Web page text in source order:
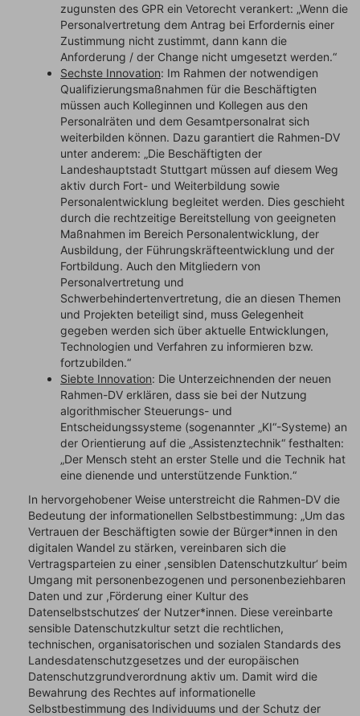
zugunsten des GPR ein Vetorecht verankert: „Wenn die
Personalvertretung dem Antrag bei Erfordernis einer
Zustimmung nicht zustimmt, dann kann die
Anforderung / der Change nicht umgesetzt werden.“
Sechste Innovation: Im Rahmen der notwendigen
Qualifizierungsmaßnahmen für die Beschäftigten
müssen auch Kolleginnen und Kollegen aus den
Personalräten und dem Gesamtpersonalrat sich
weiterbilden können. Dazu garantiert die Rahmen-DV
unter anderem: „Die Beschäftigten der
Landeshauptstadt Stuttgart müssen auf diesem Weg
aktiv durch Fort- und Weiterbildung sowie
Personalentwicklung begleitet werden. Dies geschieht
durch die rechtzeitige Bereitstellung von geeigneten
Maßnahmen im Bereich Personalentwicklung, der
Ausbildung, der Führungskräfteentwicklung und der
Fortbildung. Auch den Mitgliedern von
Personalvertretung und
Schwerbehindertenvertretung, die an diesen Themen
und Projekten beteiligt sind, muss Gelegenheit
gegeben werden sich über aktuelle Entwicklungen,
Technologien und Verfahren zu informieren bzw.
fortzubilden.“
Siebte Innovation: Die Unterzeichnenden der neuen
Rahmen-DV erklären, dass sie bei der Nutzung
algorithmischer Steuerungs- und
Entscheidungssysteme (sogenannter „KI“-Systeme) an
der Orientierung auf die „Assistenztechnik“ festhalten:
„Der Mensch steht an erster Stelle und die Technik hat
eine dienende und unterstützende Funktion.“
In hervorgehobener Weise unterstreicht die Rahmen-DV die
Bedeutung der informationellen Selbstbestimmung: „Um das
Vertrauen der Beschäftigten sowie der Bürger*innen in den
digitalen Wandel zu stärken, vereinbaren sich die
Vertragsparteien zu einer ,sensiblen Datenschutzkultur‘ beim
Umgang mit personenbezogenen und personenbeziehbaren
Daten und zur ,Förderung einer Kultur des
Datenselbstschutzes‘ der Nutzer*innen. Diese vereinbarte
sensible Datenschutzkultur setzt die rechtlichen,
technischen, organisatorischen und sozialen Standards des
Landesdatenschutzgesetzes und der europäischen
Datenschutzgrundverordnung aktiv um. Damit wird die
Bewahrung des Rechtes auf informationelle
Selbstbestimmung des Individuums und der Schutz der